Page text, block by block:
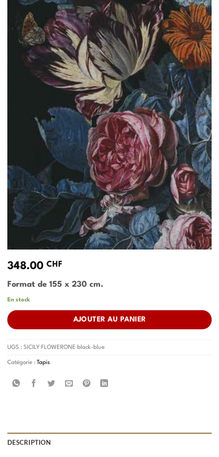
348.00 CHF
Format de 155 x 230 cm.
En stock
AJOUTER AU PANIER
UGS : SICILY FLOWERONE black-blue
Catégorie : Tapis
DESCRIPTION